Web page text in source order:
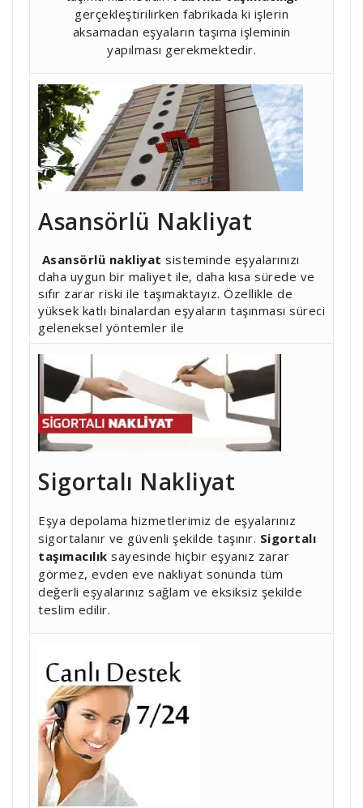
gerçekleştirilirken fabrikada ki işlerin
aksamadan eşyaların taşıma işleminin
yapılması gerekmektedir.
Asansörlü Nakliyat
Asansörlü nakliyat sisteminde eşyalarınızı
daha uygun bir maliyet ile, daha kısa sürede ve
sıfır zarar riski ile taşımaktayız. Özellikle de
yüksek katlı binalardan eşyaların taşınması süreci
geleneksel yöntemler ile
Sigortalı Nakliyat
Eşya depolama hizmetlerimiz de eşyalarınız
sigortalanır ve güvenli şekilde taşınır. Sigortalı
taşımacılık sayesinde hiçbir eşyanız zarar
görmez, evden eve nakliyat sonunda tüm
değerli eşyalarınız sağlam ve eksiksiz şekilde
teslim edilir.